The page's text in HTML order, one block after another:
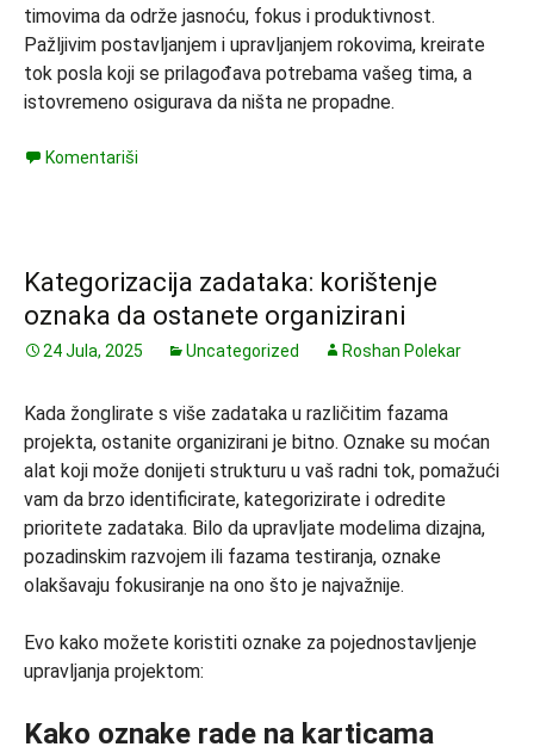
timovima da održe jasnoću, fokus i produktivnost.
Pažljivim postavljanjem i upravljanjem rokovima, kreirate
tok posla koji se prilagođava potrebama vašeg tima, a
istovremeno osigurava da ništa ne propadne.
Komentariši
Kategorizacija zadataka: korištenje
oznaka da ostanete organizirani
24 Jula, 2025 Uncategorized Roshan Polekar
Kada žonglirate s više zadataka u različitim fazama
projekta, ostanite organizirani je bitno. Oznake su moćan
alat koji može donijeti strukturu u vaš radni tok, pomažući
vam da brzo identificirate, kategorizirate i odredite
prioritete zadataka. Bilo da upravljate modelima dizajna,
pozadinskim razvojem ili fazama testiranja, oznake
olakšavaju fokusiranje na ono što je najvažnije.
Evo kako možete koristiti oznake za pojednostavljenje
upravljanja projektom:
Kako oznake rade na karticama